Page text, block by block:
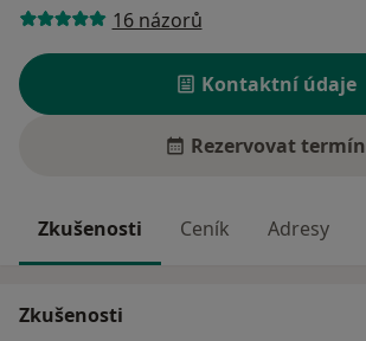
16 názorů
Kontaktní údaje
Rezervovat termín
Zkušenosti Ceník Adresy
Zkušenosti